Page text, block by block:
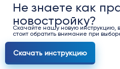
Не знаете как
новостройку?
Скачайте нашу новую инструкцию,
стоит обратить внимание при
Скачать инструкцию